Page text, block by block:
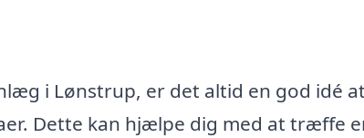
i Lønstrup, er det altid en god idé at
Dette kan hjælpe dig med at træffe